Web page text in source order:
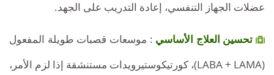
عضلات الجهاز التنفسي، إعادة التدريب على الجهد.
تحسين العلاج الأساسي : موسعات قصبات طويلة المفعول
(LABA + LAMA)، كورتيكوستيرويدات مستنشقة إذا لزم الأمر،